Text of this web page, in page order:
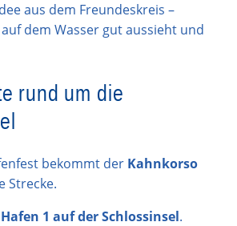
aus dem Freundeskreis –
dem Wasser gut aussieht und
rund um die
bekommt der Kahnkorso
Strecke.
Hafen 1 auf der Schlossinsel.